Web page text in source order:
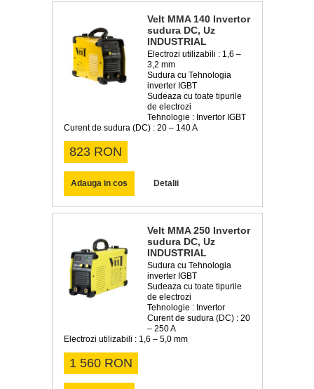
Velt MMA 140 Invertor
sudura DC, Uz
INDUSTRIAL
Electrozi utilizabili : 1,6 –
3,2 mm
Sudura cu Tehnologia
inverter IGBT
Sudeaza cu toate tipurile
de electrozi
Tehnologie : Invertor IGBT
Curent de sudura (DC) : 20 – 140 A
823 RON
Adauga in cos Detalii
Velt MMA 250 Invertor
sudura DC, Uz
INDUSTRIAL
Sudura cu Tehnologia
inverter IGBT
Sudeaza cu toate tipurile
de electrozi
Tehnologie : Invertor
Curent de sudura (DC) : 20
– 250 A
Electrozi utilizabili : 1,6 – 5,0 mm
1 560 RON